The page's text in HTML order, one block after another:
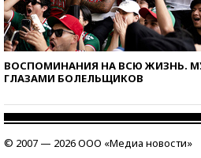
ВОСПОМИНАНИЯ НА ВСЮ ЖИЗНЬ.
ГЛАЗАМИ БОЛЕЛЬЩИКОВ
© 2007 — 2026 ООО «Медиа новости»